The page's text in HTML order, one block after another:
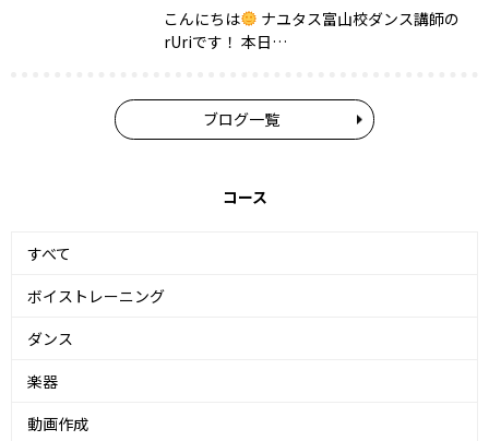
こんにちは
ナユタス富山校ダンス講師の
rUriです！ 本日…
ブログ一覧
コース
すべて
ボイストレーニング
ダンス
楽器
動画作成